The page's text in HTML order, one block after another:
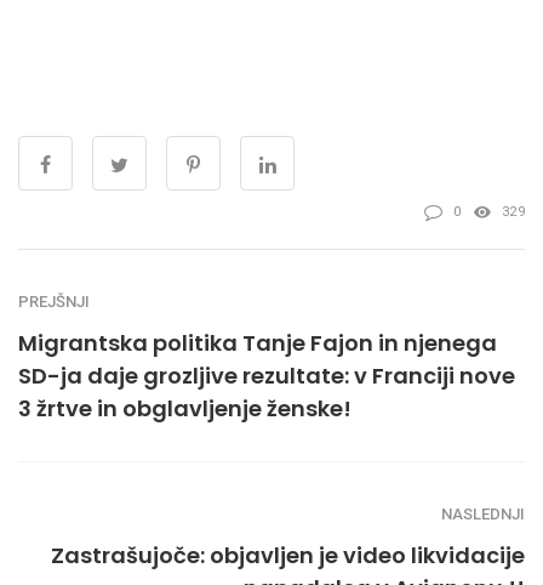
0 329
PREJŠNJI
Migrantska politika Tanje Fajon in njenega
SD-ja daje grozljive rezultate: v Franciji nove
3 žrtve in obglavljenje ženske!
NASLEDNJI
Zastrašujoče: objavljen je video likvidacije